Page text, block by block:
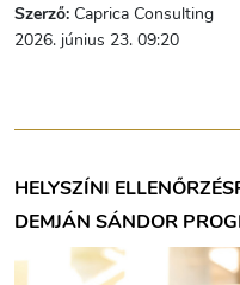
Szerző: Caprica Consulting
2026. június 23. 09:20
HELYSZÍNI ELLENŐRZÉS
DEMJÁN SÁNDOR